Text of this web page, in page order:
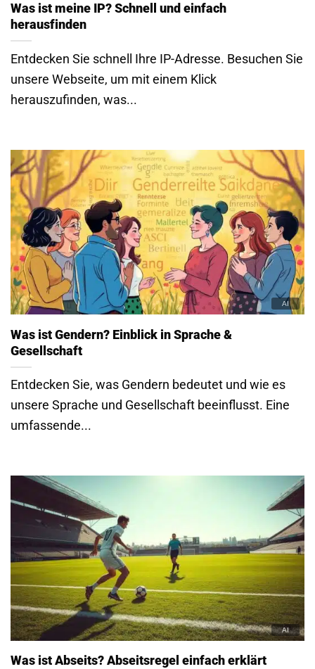
Was ist meine IP? Schnell und einfach
herausfinden
Entdecken Sie schnell Ihre IP-Adresse. Besuchen Sie
unsere Webseite, um mit einem Klick
herauszufinden, was...
Was ist Gendern? Einblick in Sprache &
Gesellschaft
Entdecken Sie, was Gendern bedeutet und wie es
unsere Sprache und Gesellschaft beeinflusst. Eine
umfassende...
Was ist Abseits? Abseitsregel einfach erklärt